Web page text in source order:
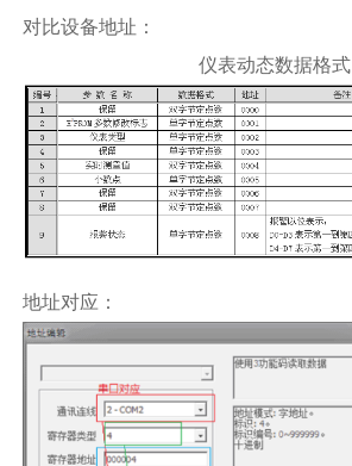
对比设备地址：
仪表动态数据格式
地址对应：